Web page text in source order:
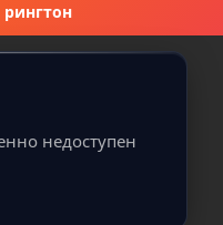
недоступен